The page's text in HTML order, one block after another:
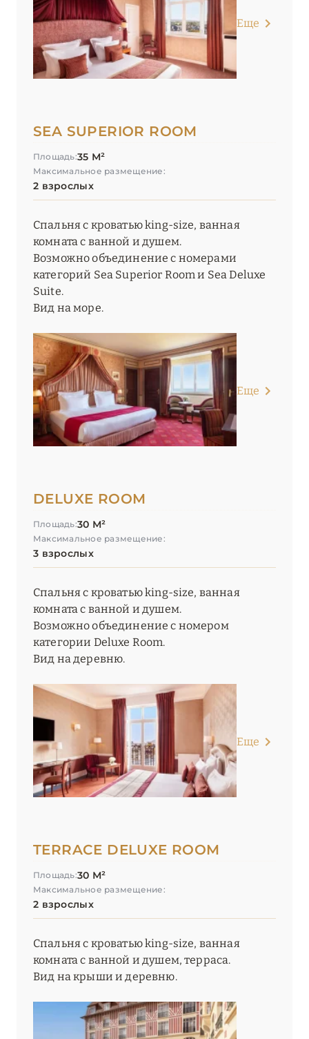
Еще
SEA SUPERIOR ROOM
Площадь:35 М²
Максимальное размещение:
2 взрослых
Спальня с кроватью king-size, ванная
комната с ванной и душем.
Возможно объединение с номерами
категорий Sea Superior Room и Sea Deluxe
Suite.
Вид на море.
Еще
DELUXE ROOM
Площадь:30 М²
Максимальное размещение:
3 взрослых
Спальня с кроватью king-size, ванная
комната с ванной и душем.
Возможно объединение с номером
категории Deluxe Room.
Вид на деревню.
Еще
TERRACE DELUXE ROOM
Площадь:30 М²
Максимальное размещение:
2 взрослых
Спальня с кроватью king-size, ванная
комната с ванной и душем, терраса.
Вид на крыши и деревню.